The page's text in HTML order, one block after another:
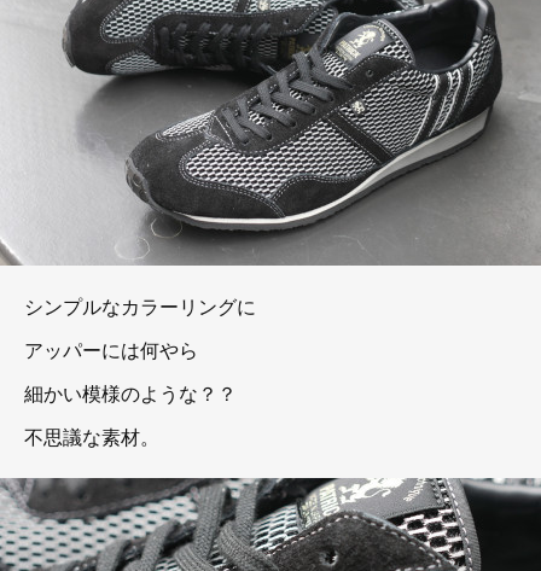
シンプルなカラーリングに
アッパーには何やら
細かい模様のような？？
不思議な素材。